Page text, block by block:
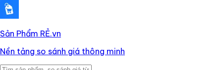
Sản Phẩm RẺ.vn
Nền tảng so sánh giá thông minh